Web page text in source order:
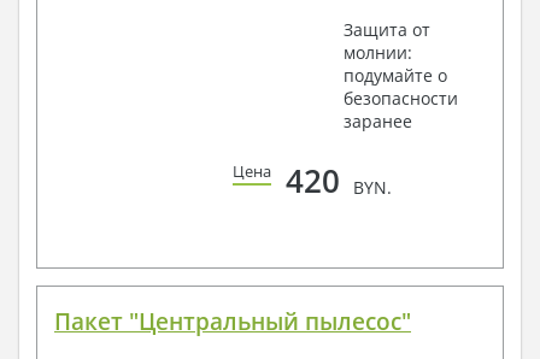
Защита от
молнии:
подумайте о
безопасности
заранее
Цена 420 BYN.
Пакет "Центральный пылесос"